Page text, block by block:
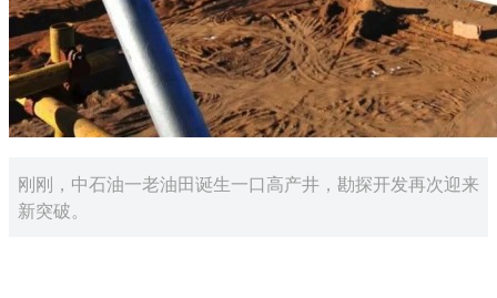
刚刚，中石油一老油田诞生一口高产井，勘探开发再次迎来
新突破。